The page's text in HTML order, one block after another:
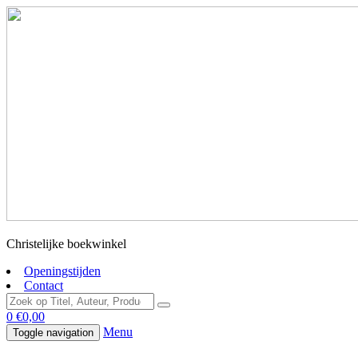
Christelijke boekwinkel
Openingstijden
Contact
0 €0,00
Toggle navigation Menu